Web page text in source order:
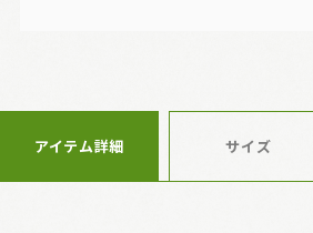
アイテム詳細 サイズ